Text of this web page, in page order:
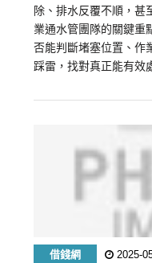
除、排水反覆不順，甚
業通水管團隊的關鍵重
否能判斷堵塞位置、作
踩雷，找對真正能有效
借錢網 2025-